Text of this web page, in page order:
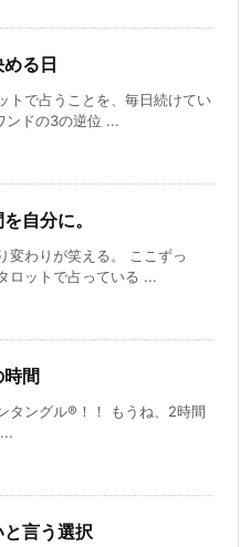
る日
トで占うことを、毎日続けてい
ンドの3の逆位 ...
自分に。
変わりが笑える。 ここずっ
ロットで占っている ...
時間
タングル®️！！ もうね、2時間
言う選択